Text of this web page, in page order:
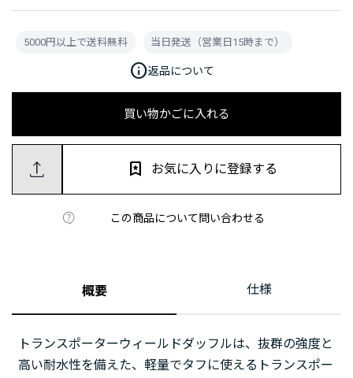
買い物かごに入れる
この商品について問い合わせる
お気に入りに登録する
5000円以上で送料無料 当日発送（営業日15時まで）
info返品について
概要 仕様
トランスポーターウィールドダッフルは、抜群の強度と
高い耐水性を備えた、軽量でタフに使えるトランスポー